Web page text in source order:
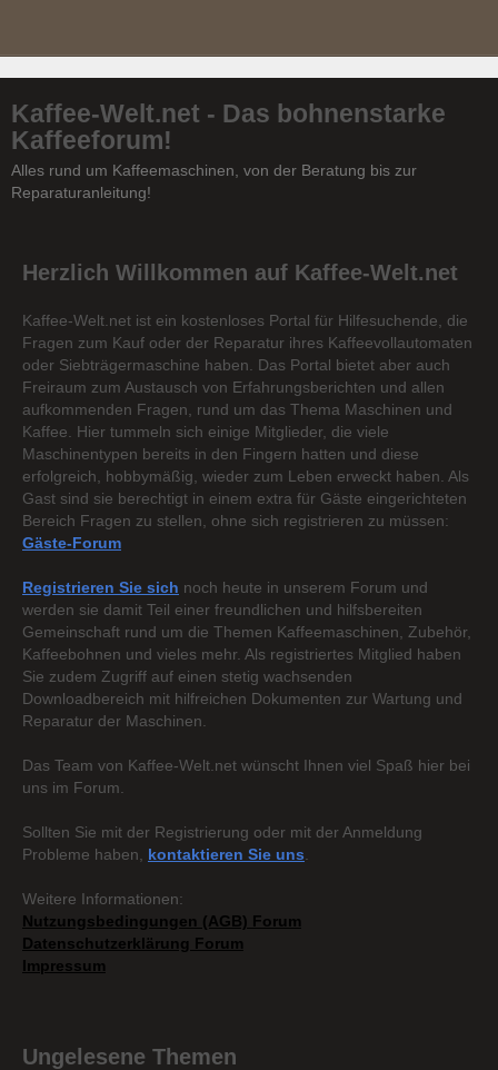
Kaffee-Welt.net - Das bohnenstarke
Kaffeeforum!
Alles rund um Kaffeemaschinen, von der Beratung bis zur
Reparaturanleitung!
Herzlich Willkommen auf Kaffee-Welt.net
Kaffee-Welt.net ist ein kostenloses Portal für Hilfesuchende, die
Fragen zum Kauf oder der Reparatur ihres Kaffeevollautomaten
oder Siebträgermaschine haben. Das Portal bietet aber auch
Freiraum zum Austausch von Erfahrungsberichten und allen
aufkommenden Fragen, rund um das Thema Maschinen und
Kaffee. Hier tummeln sich einige Mitglieder, die viele
Maschinentypen bereits in den Fingern hatten und diese
erfolgreich, hobbymäßig, wieder zum Leben erweckt haben. Als
Gast sind sie berechtigt in einem extra für Gäste eingerichteten
Bereich Fragen zu stellen, ohne sich registrieren zu müssen:
Gäste-Forum
Registrieren Sie sich noch heute in unserem Forum und
werden sie damit Teil einer freundlichen und hilfsbereiten
Gemeinschaft rund um die Themen Kaffeemaschinen, Zubehör,
Kaffeebohnen und vieles mehr. Als registriertes Mitglied haben
Sie zudem Zugriff auf einen stetig wachsenden
Downloadbereich mit hilfreichen Dokumenten zur Wartung und
Reparatur der Maschinen.
Das Team von Kaffee-Welt.net wünscht Ihnen viel Spaß hier bei
uns im Forum.
Sollten Sie mit der Registrierung oder mit der Anmeldung
Probleme haben, kontaktieren Sie uns
Weitere Informationen:
Nutzungsbedingungen (AGB) Forum
Datenschutzerklärung Forum
Impressum
Ungelesene Themen